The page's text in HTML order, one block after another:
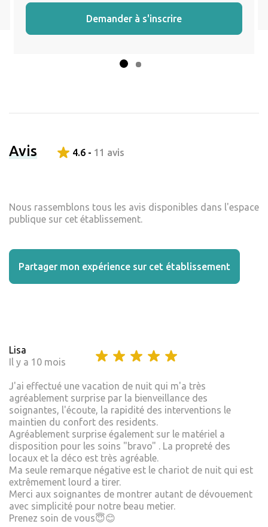
Demander à s'inscrire
Avis 4.6 - 11 avis
Nous rassemblons tous les avis disponibles dans l'espace
publique sur cet établissement.
Partager mon expérience sur cet établissement
Lisa
Il y a 10 mois
J'ai effectué une vacation de nuit qui m'a très
agréablement surprise par la bienveillance des
soignantes, l'écoute, la rapidité des interventions le
maintien du confort des residents.
Agréablement surprise également sur le matériel a
disposition pour les soins "bravo" . La propreté des
locaux et la déco est très agréable.
Ma seule remarque négative est le chariot de nuit qui est
extrêmement lourd a tirer.
Merci aux soignantes de montrer autant de dévouement
avec simplicité pour notre beau metier.
Prenez soin de vous😇😊